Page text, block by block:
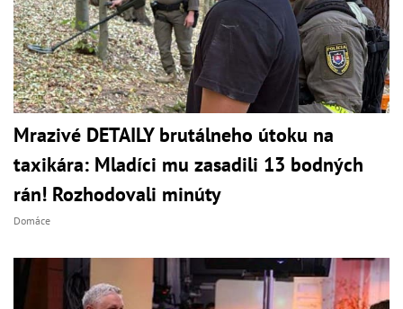
Mrazivé DETAILY brutálneho útoku na
taxikára: Mladíci mu zasadili 13 bodných
rán! Rozhodovali minúty
Domáce